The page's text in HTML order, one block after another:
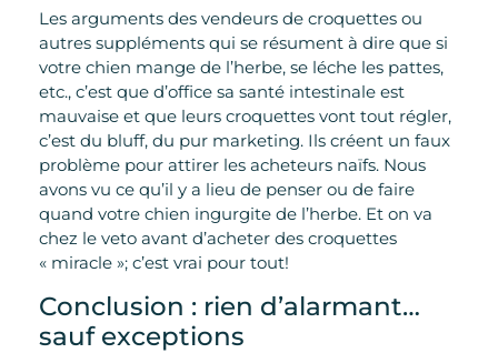
Les arguments des vendeurs de croquettes ou
autres suppléments qui se résument à dire que si
votre chien mange de l’herbe, se léche les pattes,
etc., c’est que d’office sa santé intestinale est
mauvaise et que leurs croquettes vont tout régler,
c’est du bluff, du pur marketing. Ils créent un faux
problème pour attirer les acheteurs naïfs. Nous
avons vu ce qu’il y a lieu de penser ou de faire
quand votre chien ingurgite de l’herbe. Et on va
chez le veto avant d’acheter des croquettes
« miracle »; c’est vrai pour tout!
Conclusion : rien d’alarmant…
sauf exceptions